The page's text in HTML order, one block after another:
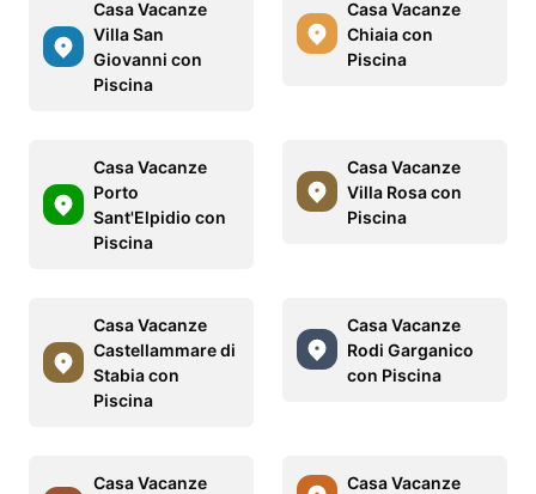
Casa Vacanze
Villa San
Giovanni con
Piscina
Casa Vacanze
Chiaia con
Piscina
Casa Vacanze
Porto
Sant'Elpidio con
Piscina
Casa Vacanze
Villa Rosa con
Piscina
Casa Vacanze
Castellammare di
Stabia con
Piscina
Casa Vacanze
Rodi Garganico
con Piscina
Casa Vacanze
Casa Vacanze